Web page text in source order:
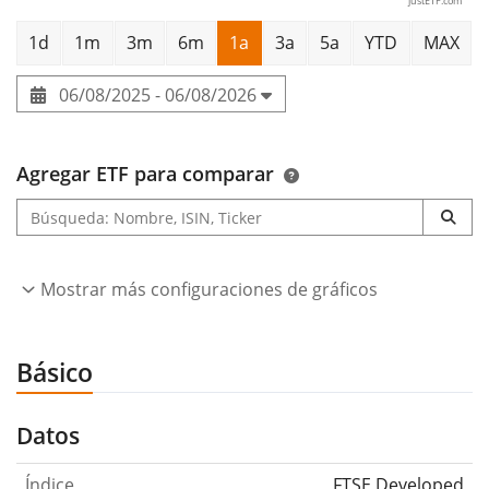
1d 1m 3m 6m 1a 3a 5a YTD MAX
06/08/2025 - 06/08/2026
Agregar ETF para comparar
Mostrar más configuraciones de gráficos
Básico
Datos